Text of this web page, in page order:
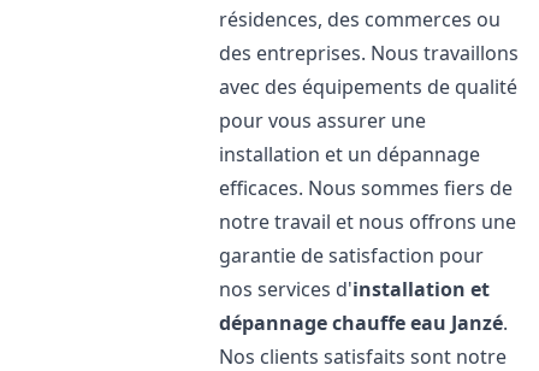
résidences, des commerces ou
des entreprises. Nous travaillons
avec des équipements de qualité
pour vous assurer une
installation et un dépannage
efficaces. Nous sommes fiers de
notre travail et nous offrons une
garantie de satisfaction pour
nos services d'installation et
dépannage chauffe eau Janzé.
Nos clients satisfaits sont notre